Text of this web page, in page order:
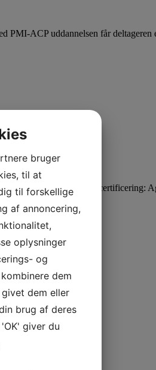
PMI-ACP uddannelsen får
til at kunne bestå PMIs
bruger
til at
til forskellige
af annoncering,
oplysninger
og
dem
dem eller
brug af deres
giver du